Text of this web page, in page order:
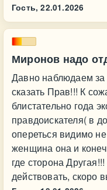
Гость, 22.01.2026
Миронов надо
Давно наблюдаем за
сказать Прав!!! К
блистательно года
правдоискателя( в
опереться видимо
женщина она и
где сторона
действовать, скоро